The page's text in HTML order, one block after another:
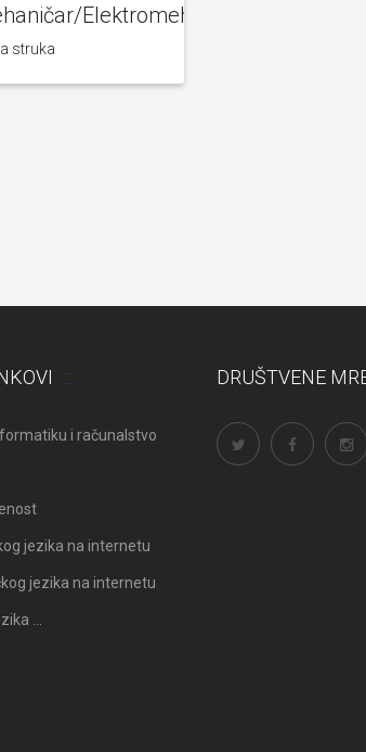
Elektromehaničarka
struka
i računalstvo
jezika na internetu
jezika na internetu
…
DRUŠTVENE